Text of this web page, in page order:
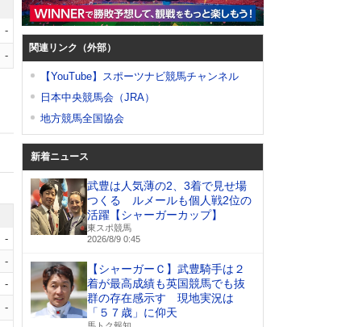
-
-
-
-
-
-
関連リンク（外部）
【YouTube】スポーツナビ競馬チャンネル
日本中央競馬会（JRA）
地方競馬全国協会
新着ニュース
武豊は人気薄の2、3着で見せ場
つくる ルメールも個人戦2位の
活躍【シャーガーカップ】
東スポ競馬
2026/8/9 0:45
【シャーガーＣ】武豊騎手は２
着が最高成績も英国競馬でも抜
群の存在感示す 現地実況は
「５７歳」に仰天